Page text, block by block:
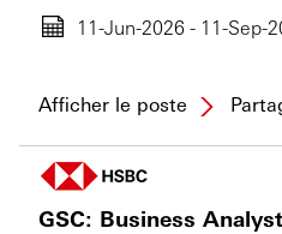
11-Jun-2026 - 11-Sep-
Afficher le poste
GSC: Business